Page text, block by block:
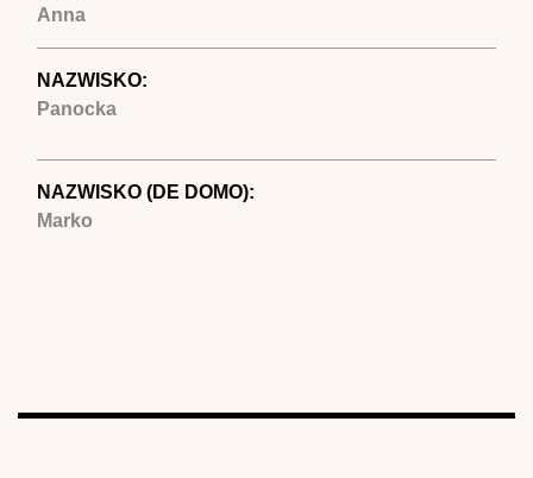
Anna
NAZWISKO:
Panocka
NAZWISKO (DE DOMO):
Marko